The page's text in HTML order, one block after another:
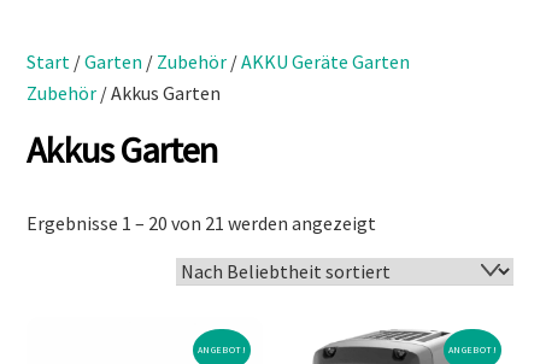
Start /Garten / Zubehör /AKKU Geräte Garten
Zubehör / Akkus Garten
Akkus Garten
Ergebnisse 1 – 20 von 21 werden angezeigt
Beliebtheit
sortiert
ANGEBOT! ANGEBOT!